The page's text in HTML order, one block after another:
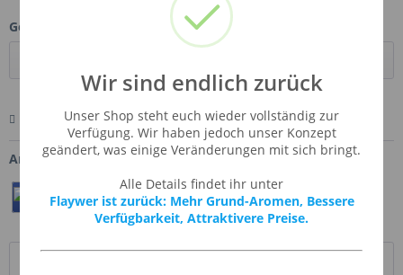
Gebinde:
Merken Bewerten Fragen zum Artikel
Artikel-Nr.: DF-PCHPOI
Teilen Twittern Pin It
Wir sind endlich zurück
Unser Shop steht euch wieder vollständig zur
Verfügung. Wir haben jedoch unser Konzept
geändert, was einige Veränderungen mit sich bringt.
Alle Details findet ihr unter
Flaywer ist zurück: Mehr Grund-Aromen, Bessere
Verfügbarkeit, Attraktivere Preise.